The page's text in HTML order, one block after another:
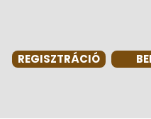
REGISZTRÁCIÓ